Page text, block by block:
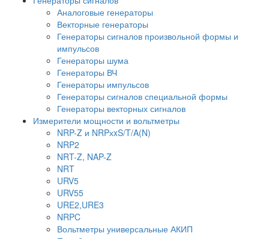
Аналоговые генераторы
Векторные генераторы
Генераторы сигналов произвольной формы и
импульсов
Генераторы шума
Генераторы ВЧ
Генераторы импульсов
Генераторы сигналов специальной формы
Генераторы векторных сигналов
Измерители мощности и вольтметры
NRP-Z и NRPхxS/T/A(N)
NRP2
NRT-Z, NAP-Z
NRT
URV5
URV55
URE2,URE3
NRPC
Вольтметры универсальные АКИП